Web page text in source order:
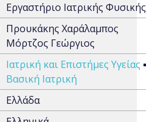
Εργαστήριο Ιατρικής Φυσικής
Προυκάκης Χαράλαμπος
Μόρτζος Γεώργιος
Ιατρική και Επιστήμες Υγείας
Βασική Ιατρική
Ελλάδα